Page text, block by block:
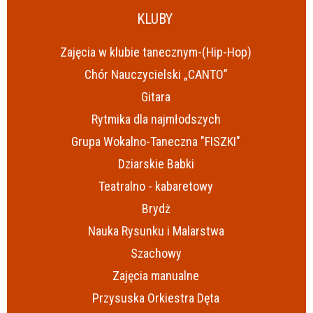
KLUBY
Zajęcia w klubie tanecznym-(Hip-Hop)
Chór Nauczycielski „CANTO”
Gitara
Rytmika dla najmłodszych
Grupa Wokalno-Taneczna "FISZKI"
Dziarskie Babki
Teatralno - kabaretowy
Brydż
Nauka Rysunku i Malarstwa
Szachowy
Zajęcia manualne
Przysuska Orkiestra Dęta